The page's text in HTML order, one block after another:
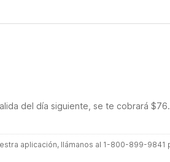
del día siguiente, se te cobrará
aplicación, llámanos al 1-800-899-9841